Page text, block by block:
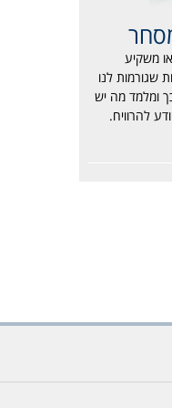
משקיע
שגורמות לנו
ומלמד מה יש
להרוויח.